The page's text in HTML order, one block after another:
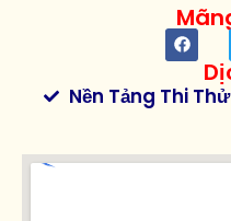
Nền Tảng Thi